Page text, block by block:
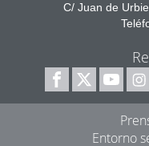
C/ Juan de
Entorno